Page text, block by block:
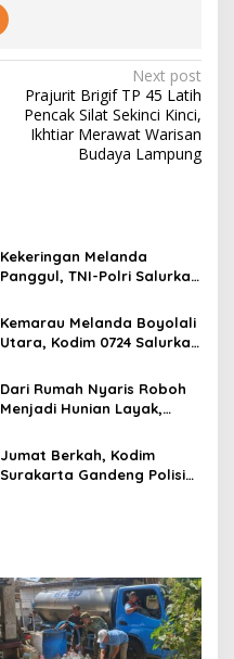
Next post
Prajurit Brigif TP 45 Latih
Pencak Silat Sekinci Kinci,
Ikhtiar Merawat Warisan
Budaya Lampung
Kekeringan Melanda
Panggul, TNI-Polri Salurkan
Kemarau Melanda Boyolali
Utara, Kodim 0724 Salurkan
Dari Rumah Nyaris Roboh
Menjadi Hunian Layak,
Wujudkan Harapan Ibu Feri
Jumat Berkah, Kodim
Surakarta Gandeng Polisi